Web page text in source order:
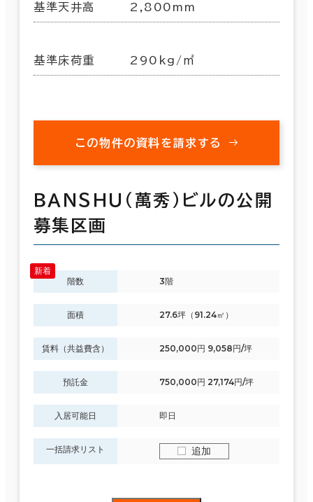
基準天井高 2,800mm
基準床荷重 290kg/㎡
この物件の資料を請求する
ＢＡＮＳＨＵ（萬秀）ビルの公開
募集区画
階数 3階
面積 27.6坪（91.24㎡）
賃料（共益費含） 250,000円 9,058円/坪
預託金 750,000円 27,174円/坪
入居可能日 即日
一括請求リスト 追加